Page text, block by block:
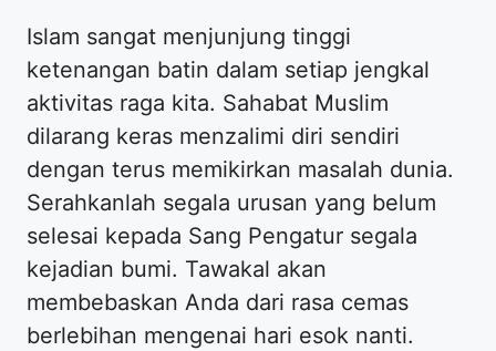
Islam sangat menjunjung tinggi
ketenangan batin dalam setiap jengkal
aktivitas raga kita. Sahabat Muslim
dilarang keras menzalimi diri sendiri
dengan terus memikirkan masalah dunia.
Serahkanlah segala urusan yang belum
selesai kepada Sang Pengatur segala
kejadian bumi. Tawakal akan
membebaskan Anda dari rasa cemas
berlebihan mengenai hari esok nanti.